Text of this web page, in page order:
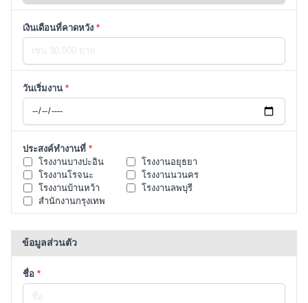
เงินเดือนที่คาดหวัง *
วันเริ่มงาน *
ประสงค์ทำงานที่ *
โรงงานบางปะอิน
โรงงานอยุธยา
โรงงานโรจนะ
โรงงานนวนคร
โรงงานบ้านหว้า
โรงงานลพบุรี
สำนักงานกรุงเทพ
ข้อมูลส่วนตัว
ชื่อ *